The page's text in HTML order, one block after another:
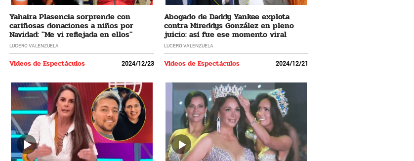
Yahaira Plasencia sorprende con
cariñosas donaciones a niños por
Navidad: "Me vi reflejada en ellos"
LUCERO VALENZUELA
Videos de Espectáculos 2024/12/23
Abogado de Daddy Yankee explota
contra Mireddys González en pleno
juicio: así fue ese momento viral
LUCERO VALENZUELA
Videos de Espectáculos 2024/12/21